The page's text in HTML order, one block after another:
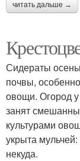
читать дальше →
Сидераты
почвы,
овощи. Огород
занят
культурами
укрыта
некуда.